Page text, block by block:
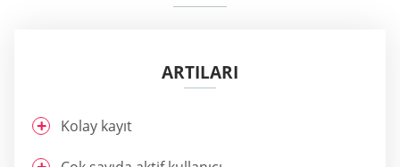
ARTILARI
Kolay kayıt